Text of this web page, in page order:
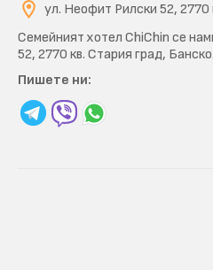
ул. Неофит Рилски 52, 2770
Семейният хотел ChiChin се
52, 2770 кв. Стария град, Банско.
Пишете ни: